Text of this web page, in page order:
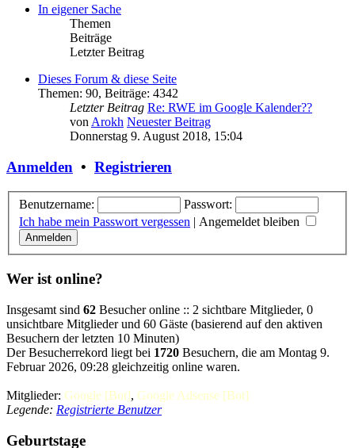
In eigener Sache
Themen
Beiträge
Letzter Beitrag
Dieses Forum & diese Seite
Themen: 90, Beiträge: 4342
Letzter Beitrag Re: RWE im Google Kalender??
von Arokh Neuester Beitrag
Donnerstag 9. August 2018, 15:04
Anmelden • Registrieren
Benutzername:
Passwort:
Ich habe mein Passwort vergessen | Angemeldet bleiben
Wer ist online?
Insgesamt sind 62 Besucher online :: 2 sichtbare Mitglieder, 0
unsichtbare Mitglieder und 60 Gäste (basierend auf den aktiven
Besuchern der letzten 10 Minuten)
Der Besucherrekord liegt bei 1720 Besuchern, die am Montag 9.
Februar 2026, 09:28 gleichzeitig online waren.
Mitglieder: Google [Bot], Google Adsense [Bot]
Legende: Registrierte Benutzer
Geburtstage